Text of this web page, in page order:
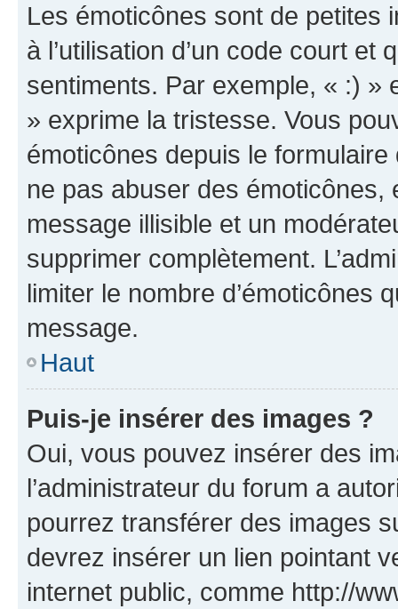
Les émoticônes sont de petites
à l’utilisation d’un code court et
sentiments. Par exemple, « :) »
» exprime la tristesse. Vous
émoticônes depuis le
ne pas abuser des
message illisible et un
supprimer complètement.
limiter le nombre d’émoticônes
message.
Haut
Puis-je insérer des images ?
Oui, vous pouvez insérer des
l’administrateur du forum a
pourrez transférer des images
devrez insérer un lien pointant
internet public, comme http://